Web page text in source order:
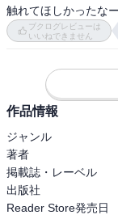
触れてほしかったなー
ブクログレビューは
いいねできません
作品情報
ジャンル
著者
掲載誌・レーベル
出版社
Reader Store発売日